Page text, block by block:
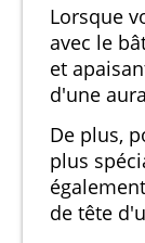
Lorsque
avec le
et
d'une
De plus,
plus
de tête